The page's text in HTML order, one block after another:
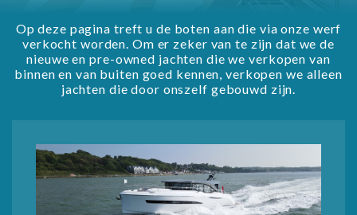
Op deze pagina treft u de boten aan die via onze werf
verkocht worden. Om er zeker van te zijn dat we de
nieuwe en pre-owned jachten die we verkopen van
binnen en van buiten goed kennen, verkopen we alleen
jachten die door onszelf gebouwd zijn.